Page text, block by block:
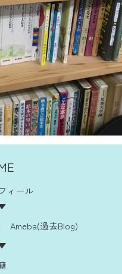
ィール
Ameba(過去Blog)